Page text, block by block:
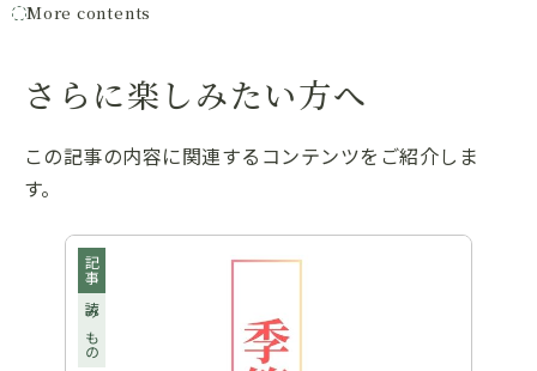
More contents
さらに楽しみたい方へ
この記事の内容に関連するコンテンツをご紹介しま
す。
記事
読みもの